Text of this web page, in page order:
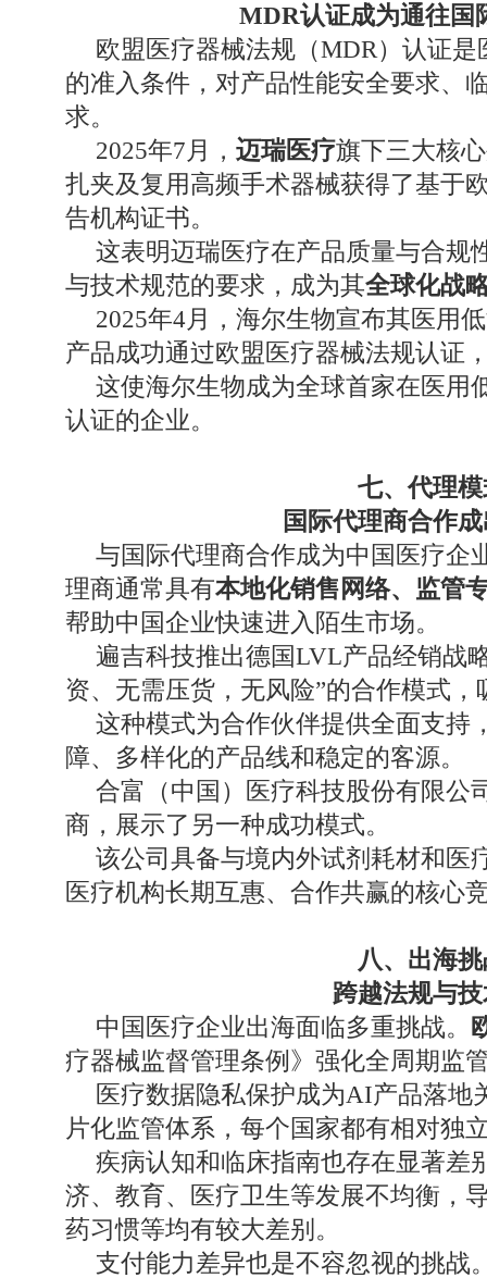
MDR认证成为通往国
欧盟医疗器械法规（MDR）认证
的准入条件，对产品性能安全要求、
求。
2025年7月， 迈瑞医疗旗下三大核
扎夹及复用高频手术器械获得了基于
告机构证书。
这表明迈瑞医疗在产品质量与合规
与技术规范的要求，成为其全球化战
2025年4月，海尔生物宣布其医用
产品成功通过欧盟医疗器械法规认证
这使海尔生物成为全球首家在医用
认证的企业。
七、代理
国际代理商合作
与国际代理商合作成为中国医疗企
理商通常具有本地化销售网络、监管
帮助中国企业快速进入陌生市场。
遍吉科技推出德国LVL产品经销战
资、无需压货，无风险”的合作模式
这种模式为合作伙伴提供全面支持
障、多样化的产品线和稳定的客源。
合富（中国）医疗科技股份有限公
商，展示了另一种成功模式。
该公司具备与境内外试剂耗材和医
医疗机构长期互惠、合作共赢的核心
八、出海
跨越法规与
中国医疗企业出海面临多重挑战。
疗器械监督管理条例》强化全周期监
医疗数据隐私保护成为AI产品落地
片化监管体系，每个国家都有相对独
疾病认知和临床指南也存在显著差
济、教育、医疗卫生等发展不均衡，
药习惯等均有较大差别。
支付能力差异也是不容忽视的挑战